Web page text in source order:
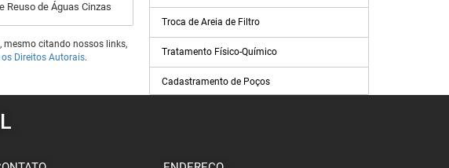
Reuso de Águas Cinzas
mesmo citando nossos links,
os Direitos Autorais.
Troca de Areia de Filtro
Tratamento Físico-Químico
Cadastramento de Poços